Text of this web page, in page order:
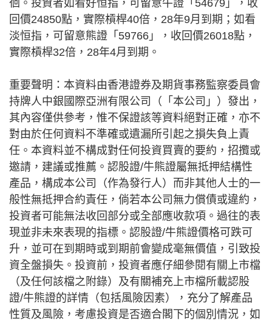
徊。投資者如看好恒指，可留意牛證「54679」，收
回價24850點，實際槓桿40倍，28年9月到期；如看
淡恒指，可留意熊證「59766」，收回價26018點，
實際槓桿32倍，28年4月到期。
重要聲明：本資料由香港證券及期貨事務監察委員會
持牌人中銀國際亞洲有限公司（「本公司」）發出，
其內容僅供參考，惟不保證該等資料絕對正確，亦不
對由於任何資料不準確或遺漏所引起之損失負上責
任。本資料並不構成對任何投資買賣的要約，招攬或
邀請，建議或推薦。認股證/牛熊證屬無抵押結構性
產品，構成本公司（作為發行人）而非其他人士的一
般性無抵押合約責任，倘若本公司無力償債或違約，
投資者可能無法收回部分或全部應收款項。過往的表
現並非未來表現的指標。認股證/牛熊證價格可跌可
升，並可在到期時或到期前會變成毫無價值，引致投
資全盤損失。投資前，投資者應仔細參閱有關上市檔
（及任何該檔之附錄）及有關補充上市檔所載認股
證/牛熊證的詳情（包括風險因素），充分了解產品
性質及風險，考慮投資是否適合閣下的個別情況，如